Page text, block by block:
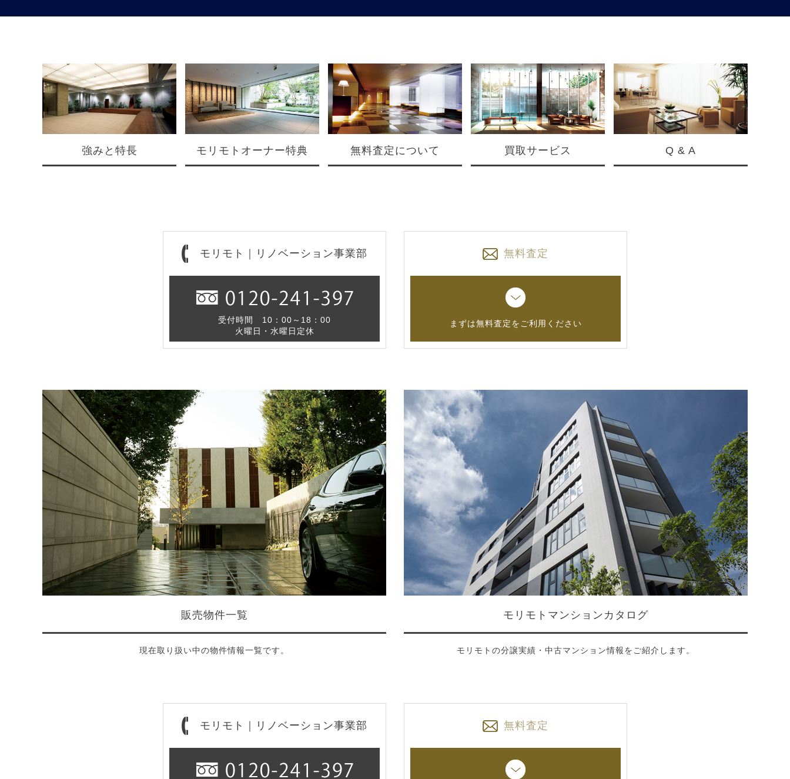
強みと特長 モリモトオーナー特典 無料査定について 買取サービス Q & A
モリモト｜リノベーション事業部
受付時間 10：00～18：00
火曜日・水曜日定休
無料査定
まずは無料査定をご利用ください
販売物件一覧
現在取り扱い中の物件情報一覧です。
モリモトマンションカタログ
モリモトの分譲実績・中古マンション情報をご紹介します。
モリモト｜リノベーション事業部 無料査定